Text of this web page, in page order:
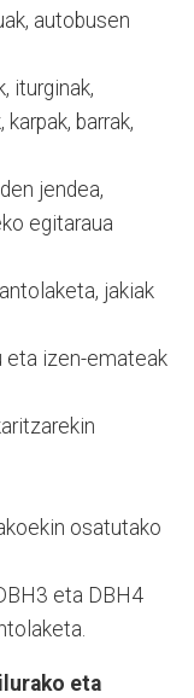
autobusen
iturginak,
barrak,
jendea,
egitaraua
jakiak
eta izen-emateak
osatutako
eta DBH4
eta